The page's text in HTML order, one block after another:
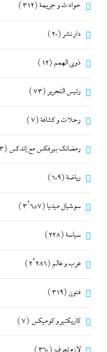
حوادث و جريمة(312)
دار نشر (20)
ذوى الهمم (12)
رئيس التحرير (73)
رحلات و كشافة(7)
رمضانك بيرفكس مع إندكس (43)
رياضة(609)
سوشيال ميديا (3٬657)
سياسة(228)
عرب و عالم (2٬286)
فنون (319)
كاريكتير و كوميكس (7)